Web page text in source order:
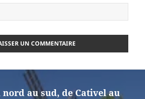
au sud, de Cativel au